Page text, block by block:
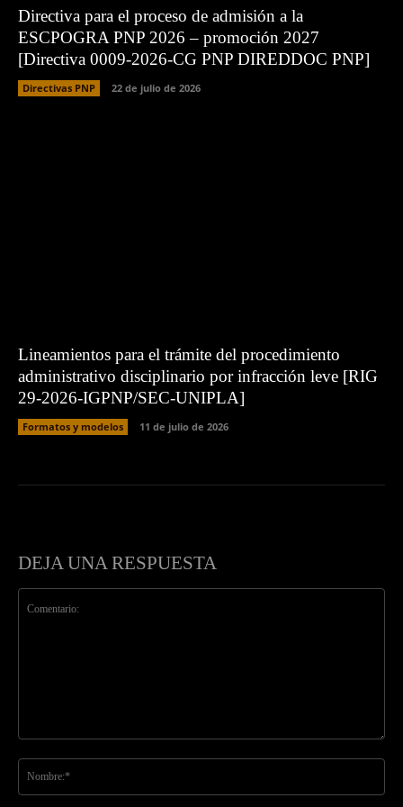
Directiva para el proceso de admisión a la
ESCPOGRA PNP 2026 – promoción 2027
[Directiva 0009-2026-CG PNP DIREDDOC PNP]
Directivas PNP 22 de julio de 2026
Lineamientos para el trámite del procedimiento
administrativo disciplinario por infracción leve [RIG
29-2026-IGPNP/SEC-UNIPLA]
Formatos y modelos 11 de julio de 2026
DEJA UNA RESPUESTA